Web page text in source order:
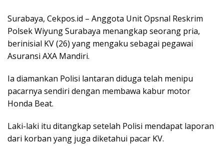
Surabaya, Cekpos.id – Anggota Unit Opsnal Reskrim
Polsek Wiyung Surabaya menangkap seorang pria,
berinisial KV (26) yang mengaku sebagai pegawai
Asuransi AXA Mandiri.
Ia diamankan Polisi lantaran diduga telah menipu
pacarnya sendiri dengan membawa kabur motor
Honda Beat.
Laki-laki itu ditangkap setelah Polisi mendapat laporan
dari korban yang juga diketahui pacar KV.